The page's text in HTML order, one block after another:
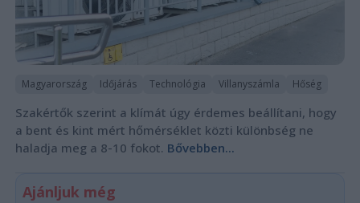
Magyarország Időjárás Technológia Villanyszámla Hőség
Szakértők szerint a klímát úgy érdemes beállítani, hogy
a bent és kint mért hőmérséklet közti különbség ne
haladja meg a 8-10 fokot. Bővebben...
Ajánljuk még